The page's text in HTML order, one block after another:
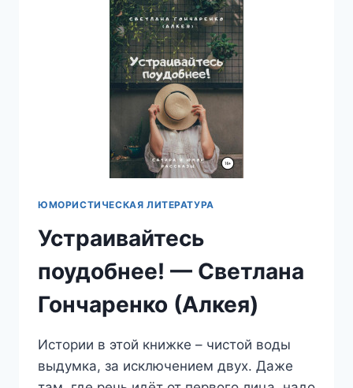
ЮЛИЯ
БОРИСОВА
ЮМОРИСТИЧЕСКАЯ ЛИТЕРАТУРА
Устраивайтесь
поудобнее! — Светлана
Гончаренко (Алкея)
Истории в этой книжке – чистой воды
выдумка, за исключением двух. Даже